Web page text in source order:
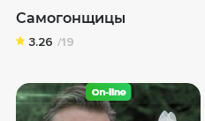
Самогонщицы
3.26 /19